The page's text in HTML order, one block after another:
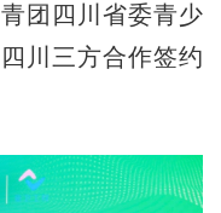
团四川省委青少
川三方合作签约